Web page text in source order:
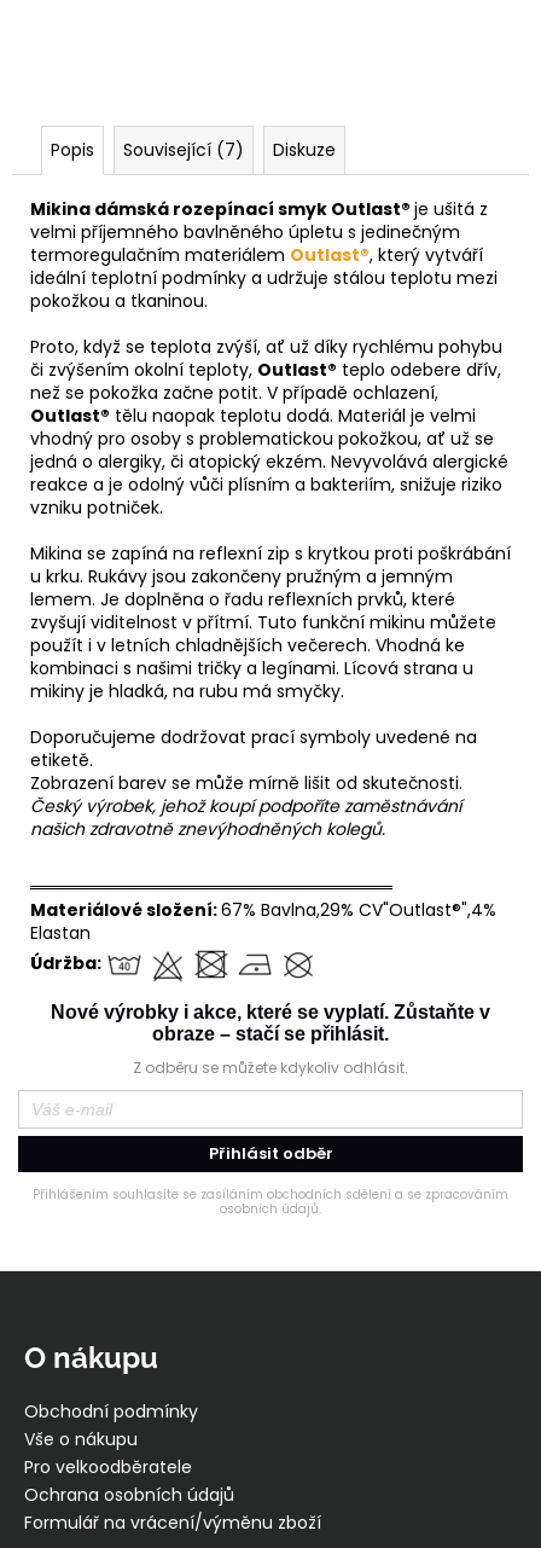
Popis Související (7) Diskuze
Mikina dámská rozepínací smyk Outlast® je ušitá z
velmi příjemného bavlněného úpletu s jedinečným
termoregulačním materiálem Outlast®, který vytváří
ideální teplotní podmínky a udržuje stálou teplotu mezi
pokožkou a tkaninou.
Proto, když se teplota zvýší, ať už díky rychlému pohybu
či zvýšením okolní teploty, Outlast® teplo odebere dřív,
než se pokožka začne potit. V případě ochlazení,
Outlast® tělu naopak teplotu dodá. Materiál je velmi
vhodný pro osoby s problematickou pokožkou, ať už se
jedná o alergiky, či atopický ekzém. Nevyvolává alergické
reakce a je odolný vůči plísním a bakteriím, snižuje riziko
vzniku potniček.
Mikina se zapíná na reflexní zip s krytkou proti poškrábání
u krku. Rukávy jsou zakončeny pružným a jemným
lemem. Je doplněna o řadu reflexních prvků, které
zvyšují viditelnost v přítmí. Tuto funkční mikinu můžete
použít i v letních chladnějších večerech. Vhodná ke
kombinaci s našimi tričky a legínami. Lícová strana u
mikiny je hladká, na rubu má smyčky.
Doporučujeme dodržovat prací symboly uvedené na
etiketě.
Zobrazení barev se může mírně lišit od skutečnosti.
Český výrobek, jehož koupí podpoříte zaměstnávání
našich zdravotně znevýhodněných kolegů.
══════════════════════════════
Materiálové složení:67% Bavlna,29% CV"Outlast®",4%
Elastan
Údržba:
Nové výrobky i akce, které se vyplatí. Zůstaňte v
obraze – stačí se přihlásit.
Z odběru se můžete kdykoliv odhlásit.
Přihlásit odběr
Přihlášením souhlasíte se zasíláním obchodních sdělení a se zpracováním
osobních údajů.
O nákupu
Obchodní podmínky
Vše o nákupu
Pro velkoodběratele
Ochrana osobních údajů
Formulář na vrácení/výměnu zboží